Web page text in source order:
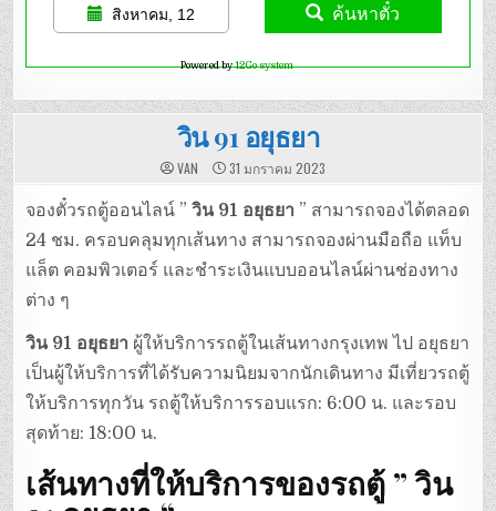
สิงหาคม, 12 ค้นหาตั๋ว
Powered by12Go system
วิน 91 อยุธยา
VAN 31 มกราคม 2023
จองตั๋วรถตู้ออนไลน์ ”วิน 91 อยุธยา ” สามารถจองได้ตลอด
24 ชม. ครอบคลุมทุกเส้นทาง สามารถจองผ่านมือถือ แท็บ
แล็ต คอมพิวเตอร์ และชำระเงินแบบออนไลน์ผ่านช่องทาง
ต่าง ๆ
วิน 91 อยุธยา ผู้ให้บริการรถตู้ในเส้นทางกรุงเทพ ไป อยุธยา
เป็นผู้ให้บริการที่ได้รับความนิยมจากนักเดินทาง มีเที่ยวรถตู้
ให้บริการทุกวัน รถตู้ให้บริการรอบแรก: 6:00 น. และรอบ
สุดท้าย: 18:00 น.
เส้นทางที่ให้บริการของรถตู้ ”วิน